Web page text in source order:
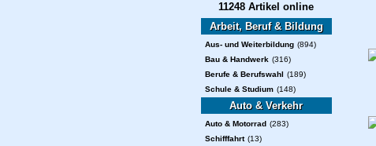
11248 Artikel online
Arbeit, Beruf & Bildung
Aus- und Weiterbildung (894)
Bau & Handwerk (316)
Berufe & Berufswahl (189)
Schule & Studium (148)
Auto & Verkehr
Auto & Motorrad (283)
Schifffahrt (13)